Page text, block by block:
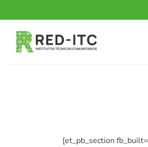
al
contenido
[et_pb_section